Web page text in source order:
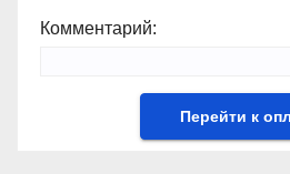
Комментарий: